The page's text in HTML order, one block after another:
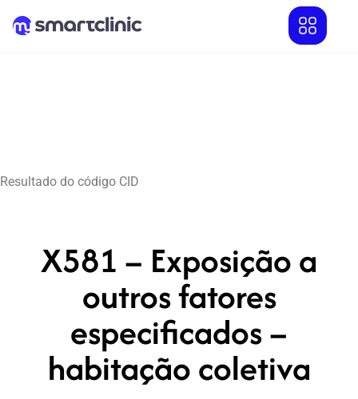
Resultado do código CID
X581 – Exposição a
outros fatores
especificados –
habitação coletiva